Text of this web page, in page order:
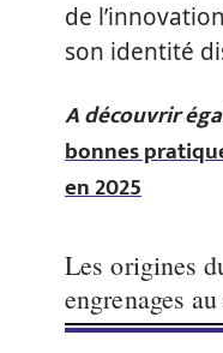
de
son identité
A découvrir
bonnes
en 2025
Les origines
engrenages